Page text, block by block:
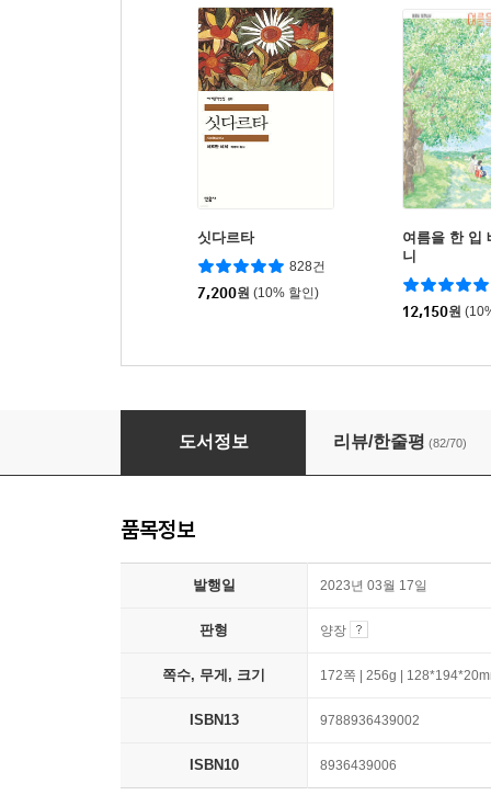
싯다르타
828건
7,200원 (10% 할인)
여름을 한 입
니
12,150원
두고 온 여름
도서정보 리뷰/한줄평 (82/70)
품목정보
발행일 2023년 03월 17일
판형 양장
쪽수, 무게, 크기 172쪽 | 256g |
ISBN13 9788936439002
ISBN10 8936439006